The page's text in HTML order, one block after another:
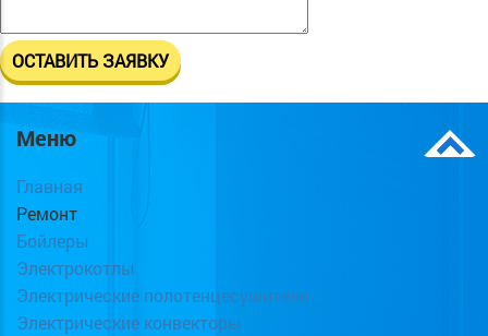
Меню
Главная
Ремонт
Бойлеры
Электрокотлы
Электрические полотенцесушители
Электрические конвекторы